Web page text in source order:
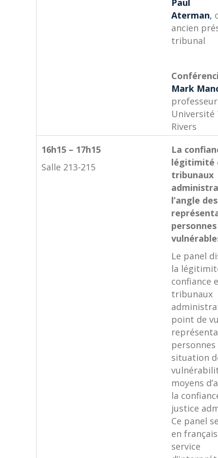
Paul
Aterman,
ancien
tribunal
Mark
Université
Rivers
16h15 – 17h15
Salle 213-215
La
légitimité
tribunaux
l’angle
personnes
Le panel
la
confiance
tribunaux
point de
personnes
situation
moyens
la
justice
Ce panel
en
service